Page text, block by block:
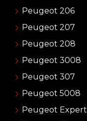
Peugeot 206
Peugeot 207
Peugeot 208
Peugeot 3008
Peugeot 307
Peugeot 5008
Peugeot Expert